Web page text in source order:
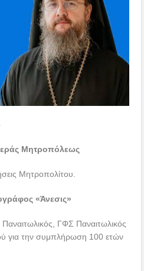
Μητροπόλεως
Μητροπολίτου.
«Άνεσις»
ΓΦΣ Παναιτωλικός
για την συμπλήρωση 100 ετών